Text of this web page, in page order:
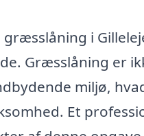
i
Græsslåning er
miljø,
Et